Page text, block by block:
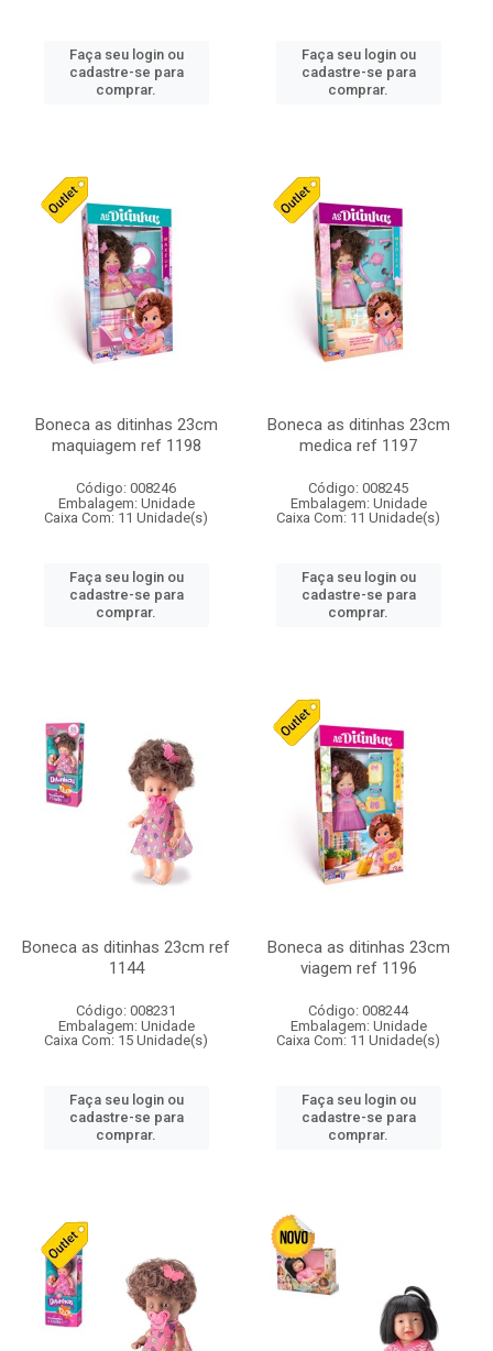
Faça seu login ou
cadastre-se para
comprar.
Faça seu login ou
cadastre-se para
comprar.
Boneca as ditinhas 23cm
maquiagem ref 1198
Código: 008246
Embalagem: Unidade
Caixa Com: 11 Unidade(s)
Faça seu login ou
cadastre-se para
comprar.
Boneca as ditinhas 23cm
medica ref 1197
Código: 008245
Embalagem: Unidade
Caixa Com: 11 Unidade(s)
Faça seu login ou
cadastre-se para
comprar.
Boneca as ditinhas 23cm ref
1144
Código: 008231
Embalagem: Unidade
Caixa Com: 15 Unidade(s)
Faça seu login ou
cadastre-se para
comprar.
Boneca as ditinhas 23cm
viagem ref 1196
Código: 008244
Embalagem: Unidade
Caixa Com: 11 Unidade(s)
Faça seu login ou
cadastre-se para
comprar.